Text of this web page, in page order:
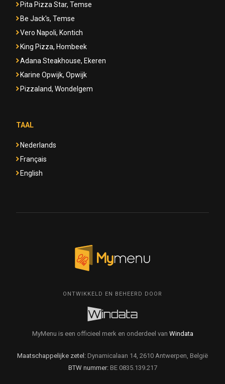
Pita Pizza Star, Temse
Be Jack's, Temse
Vero Napoli, Kontich
King Pizza, Hombeek
Adana Steakhouse, Ekeren
Karine Opwijk, Opwijk
Pizzaland, Wondelgem
TAAL
Nederlands
Français
English
ONTWIKKELD EN BEHEERD DOOR
MyMenu is een officieel merk en onderdeel van Windata
Maatschappelijke zetel: Dynamicalaan 14, 2610 Antwerpen, België
BTW nummer:BE 0835.139.217